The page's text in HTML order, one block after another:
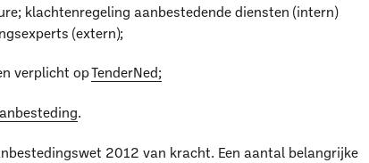
klachtenregeling aanbestedende diensten (intern)
(extern);
verplicht opTenderNed;
.
2012 van kracht. Een aantal belangrijke